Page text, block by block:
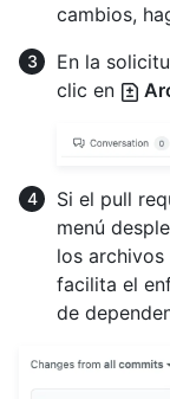
cambios,
En la
clic en
Si el pull
menú
los archivos
facilita el
de